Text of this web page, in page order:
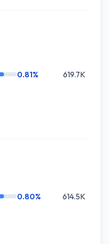
0.81% 619.7K
0.80% 614.5K